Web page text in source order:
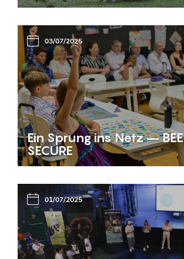
03/07/2025
Ein Sprung ins Netz – BEE
SECURE
01/07/2025